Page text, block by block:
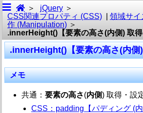
トップ・その他リファレンス メモ
基本
Ajax
属性 (Attributes)
コア (Core)
jQuery
CSS関連プロパティ (CSS)
領域サ
作 (Manipulation)
.innerHeight()【要素の高さ(内側) 取得
.innerHeight()【要素の高さ(内側
メモ
共通： 要素の高さ(内側 ) 取得・設
CSS：padding【パディング (内